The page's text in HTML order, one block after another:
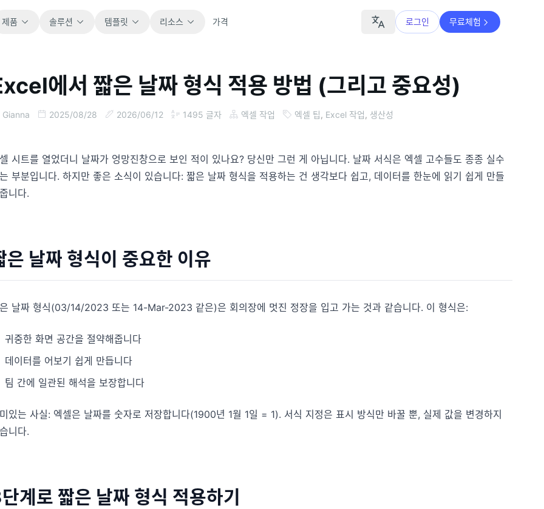
제품 솔루션 템플릿
전체
을 살펴보세요.
예산, 예측, 보고, 재무 분석에 적합합니다.
파이프라인, 목표, 예측, 매출 추적에 활용합니
프로젝트
분석
적합합니다.
리소스
블로그
인하세요.
실제 스프레드시트 업무를 위한 단계별 가이드
입니다.
프롬프트 라이브러리
토론에 참여하고 질문하며 다른 사용자에게 배
워보세요.
빠른 시작
다.
가격 로그인 무료체험
에서 짧은 날짜 형식 적용 방법 (그리고 중요성)
Gianna 2025/08/28 2026/06/12 1495 글자 엑셀 작업 엑셀 팁 , Excel 작업 , 생산성
시트를 열었더니 날짜가 엉망진창으로 보인 적이 있나요? 당신만 그런 게 아닙니다. 날짜 서식은 엑셀 고수들도 종종 실수
부분입니다. 하지만 좋은 소식이 있습니다: 짧은 날짜 형식을 적용하는 건 생각보다 쉽고, 데이터를 한눈에 읽기 쉽게 만들
니다.
은 날짜 형식이 중요한 이유
날짜 형식(03/14/2023 또는 14-Mar-2023 같은)은 회의장에 멋진 정장을 입고 가는 것과 같습니다. 이 형식은:
귀중한 화면 공간을 절약해줍니다
데이터를 어보기 쉽게 만듭니다
팀 간에 일관된 해석을 보장합니다
있는 사실: 엑셀은 날짜를 숫자로 저장합니다(1900년 1월 1일 = 1). 서식 지정은 표시 방식만 바꿀 뿐, 실제 값을 변경하지
니다.
계로 짧은 날짜 형식 적용하기